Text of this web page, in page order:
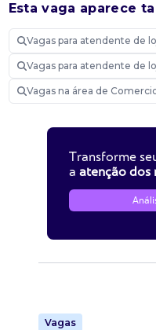
Esta vaga aparece
Vagas para atendente de
Vagas para atendente de
Vagas na área de
Transforme
a atenção dos
Vagas